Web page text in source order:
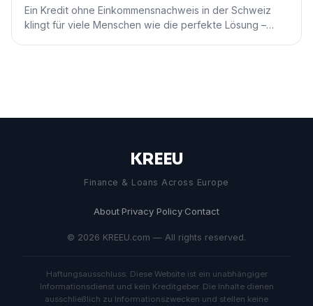
Ein Kredit ohne Einkommensnachweis in der Schweiz
klingt für viele Menschen wie die perfekte Lösung –…
KREEU
Finance & Loans Across Europe
About·Privacy Policy·Contact
© 2026 KREEU.com — All rights reserved.
Haftungsausschluss: Diese Website ist ein unabhängiger
Informationsdienst und kein Kreditgeber. Die Inhalte dienen
ausschließlich zu Informationszwecken und stellen keine